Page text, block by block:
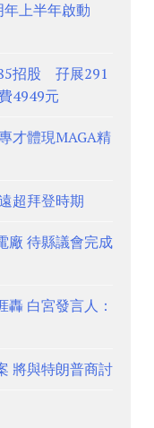
上半年啟動
招股 孖展291
4949元
才體現MAGA精
超拜登時期
廠 待縣議會完成
白宮發言人：
將與特朗普商討